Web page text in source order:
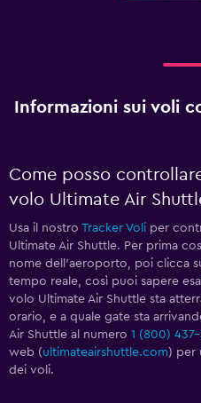
Informazioni sui voli
Come posso
volo Ultimate Air
Usa il nostro Tracker Voli per
Ultimate Air Shuttle. Per prima
nome dell'aeroporto, poi clicca
tempo reale, così puoi sapere
volo Ultimate Air Shuttle sta
orario, e a quale gate sta
Air Shuttle al numero 1 (800) 437-
web (ultimateairshuttle.com) per
dei voli.